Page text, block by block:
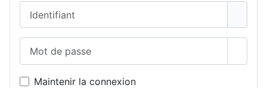
Maintenir la connexion